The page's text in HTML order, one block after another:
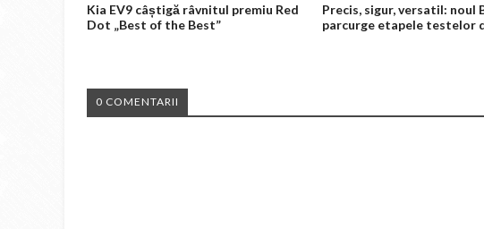
Kia EV9 câștigă râvnitul premiu Red
Dot „Best of the Best”
Precis, sigur, versatil: noul
parcurge etapele testelor
0 COMENTARII